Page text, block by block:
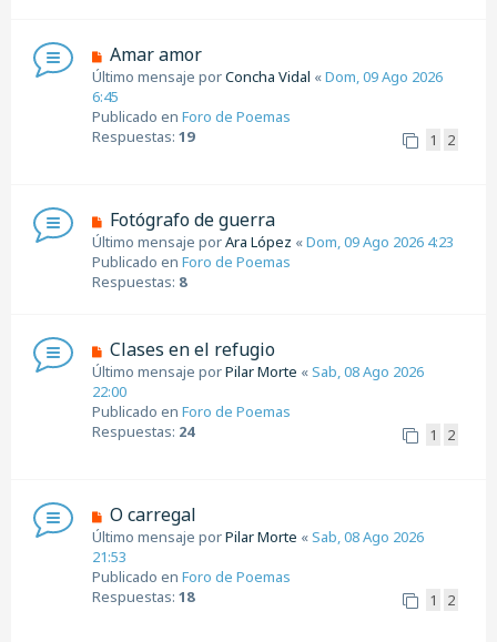
s
a
j
e
N
u
e
v
o
s
a
j
e
Amar amor
Último mensaje porConcha Vidal «Dom, 09 Ago 2026
6:45
Publicado en Foro de Poemas
Respuestas: 19 1 2
N
u
e
v
n
s
a
j
e
Fotógrafo de guerra
Último mensaje porAra López «Dom, 09 Ago 2026 4:23
Publicado en Foro de Poemas
Respuestas: 8
N
u
e
v
o
s
a
j
e
Clases en el refugio
Último mensaje porPilar Morte «Sab, 08 Ago 2026
22:00
Publicado en Foro de Poemas
Respuestas: 24 1 2
N
u
e
v
o
O carregal
Último mensaje porPilar Morte «Sab, 08 Ago 2026
21:53
Publicado en Foro de Poemas
Respuestas: 18 1 2